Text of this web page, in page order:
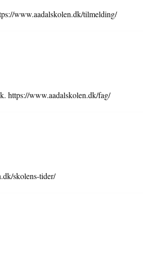
www.aadalskolen.dk/tilmelding/
https://www.aadalskolen.dk/fag/
skolens-tider/